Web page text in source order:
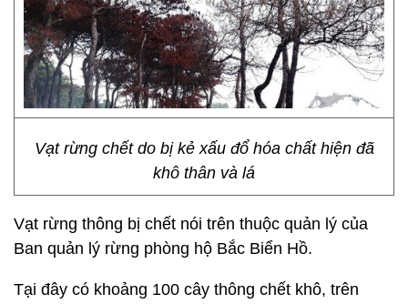
Vạt rừng chết do bị kẻ xấu đổ hóa chất hiện đã
khô thân và lá
Vạt rừng thông bị chết nói trên thuộc quản lý của
Ban quản lý rừng phòng hộ Bắc Biển Hồ.
Tại đây có khoảng 100 cây thông chết khô, trên